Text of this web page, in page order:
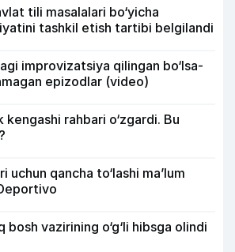
tili masalalari bo‘yicha
tashkil etish tartibi belgilandi
improvizatsiya qilingan bo‘lsa-
epizodlar (video)
kengashi rahbari o‘zgardi. Bu
uchun qancha to‘lashi ma’lum
vazirining o‘g‘li hibsga olindi